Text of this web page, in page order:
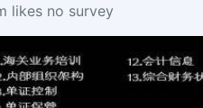
likes no survey